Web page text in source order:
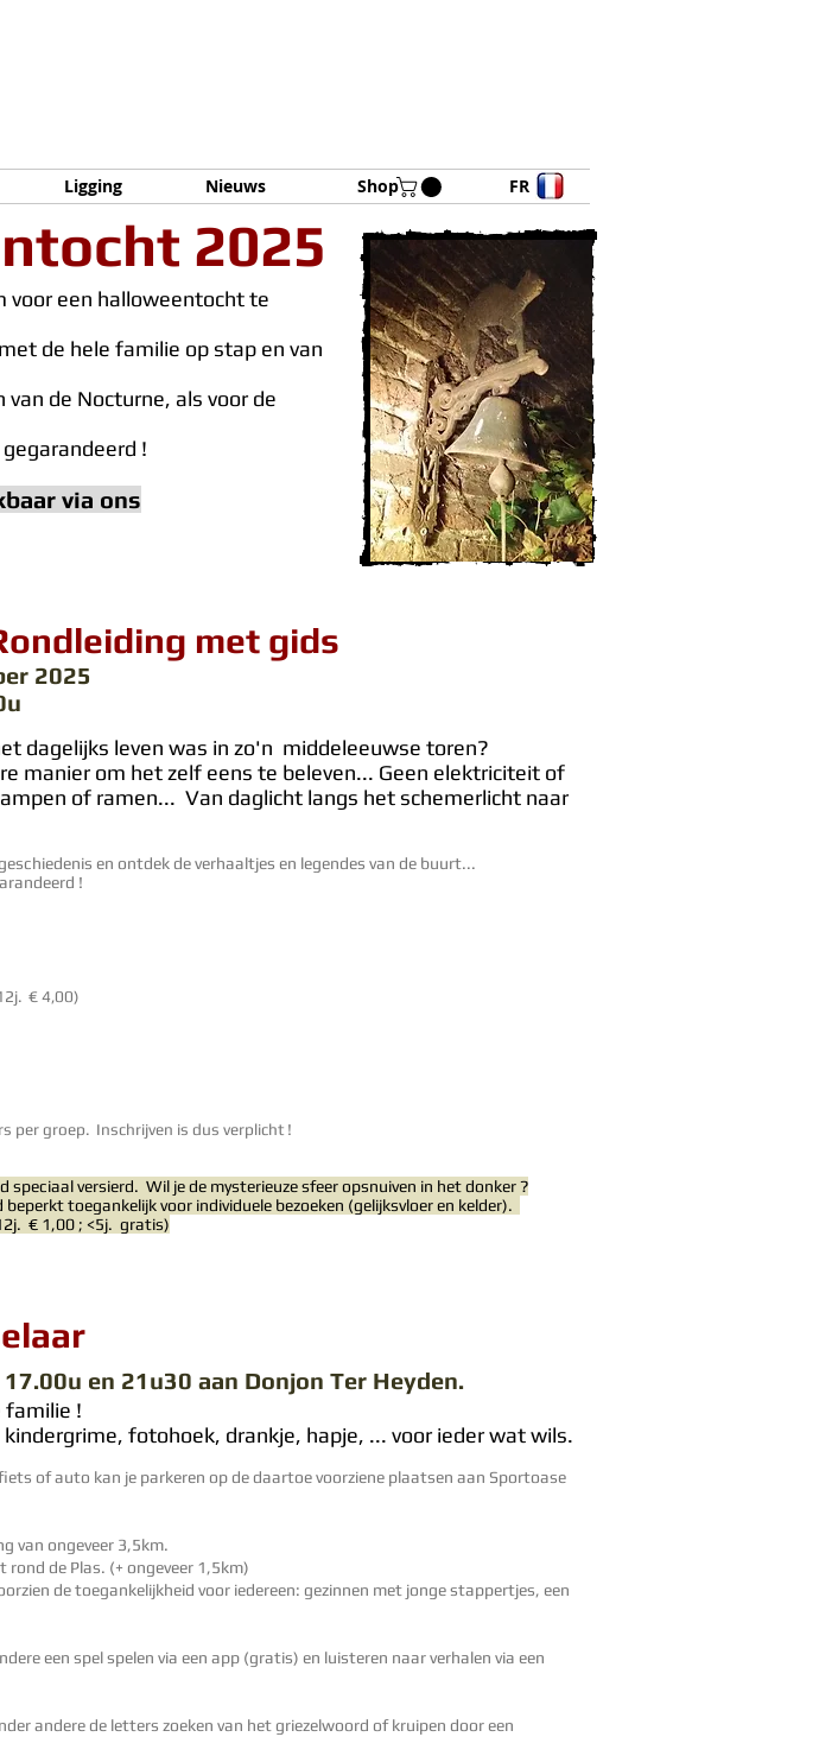
Ligging Nieuws Shop FR
2025
voor een halloweentocht te
de hele familie op stap en van
de Nocturne, als voor de
!
via ons
met gids
2025
dagelijks leven was in zo'n middeleeuwse toren?
manier om het zelf eens te beleven... Geen elektriciteit of
of ramen... Van daglicht langs het schemerlicht naar
en ontdek de verhaaltjes en legendes van de buurt...
!
€ 4,00)
per groep. Inschrijven is dus verplicht !
speciaal versierd. Wil je de mysterieuze sfeer opsnuiven in het donker ?
beperkt toegankelijk voor individuele bezoeken (gelijksvloer en kelder).
€ 1,00 ; <5j. gratis)
en 21u30 aan Donjon Ter Heyden.
familie !
fotohoek, drankje, hapje, ... voor ieder wat wils.
of auto kan je parkeren op de daartoe voorziene plaatsen aan Sportoase
van ongeveer 3,5km.
de Plas. (+ ongeveer 1,5km)
de toegankelijkheid voor iedereen: gezinnen met jonge stappertjes, een
een spel spelen via een app (gratis) en luisteren naar verhalen via een
andere de letters zoeken van het griezelwoord of kruipen door een